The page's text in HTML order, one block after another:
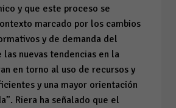
y que este proceso se
marcado por los cambios
y de demanda del
nuevas tendencias en la
en torno al uso de recursos y
y una mayor orientación
Riera ha señalado que el